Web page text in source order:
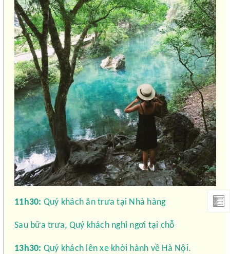
11h30: Quý khách ăn trưa tại Nhà hàng
Sau bữa trưa, Quý khách nghỉ ngơi tại chỗ
13h30: Quý khách lên xe khởi hành về Hà Nội.